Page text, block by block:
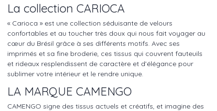
La collection CARIOCA
« Carioca » est une collection séduisante de velours
confortables et au toucher très doux qui nous fait voyager au
cœur du Brésil grâce à ses différents motifs. Avec ses
imprimés et sa fine broderie, ces tissus qui couvrent fauteuils
et rideaux resplendissent de caractère et d’élégance pour
sublimer votre intérieur et le rendre unique.
LA MARQUE CAMENGO
CAMENGO signe des tissus actuels et créatifs, et imagine des